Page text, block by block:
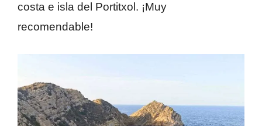
costa e isla del Portitxol. ¡Muy
recomendable!